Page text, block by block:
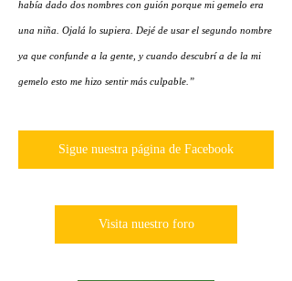
había dado dos nombres con guión porque mi gemelo era
una niña. Ojalá lo supiera. Dejé de usar el segundo nombre
ya que confunde a la gente, y cuando descubrí a de la mi
gemelo esto me hizo sentir más culpable.”
Sigue nuestra página de Facebook
Visita nuestro foro